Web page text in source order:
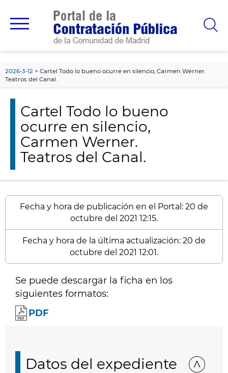
principal
2026-3-12
Cartel Todo lo bueno ocurre en silencio, Carmen Werner.
Teatros del Canal.
Cartel Todo lo bueno
ocurre en silencio,
Carmen Werner.
Teatros del Canal.
Fecha y hora de publicación en el Portal: 20 de
octubre del 2021 12:15.
Fecha y hora de la última actualización: 20 de
octubre del 2021 12:01.
Se puede descargar la ficha en los
siguientes formatos:
PDF
Datos del expediente